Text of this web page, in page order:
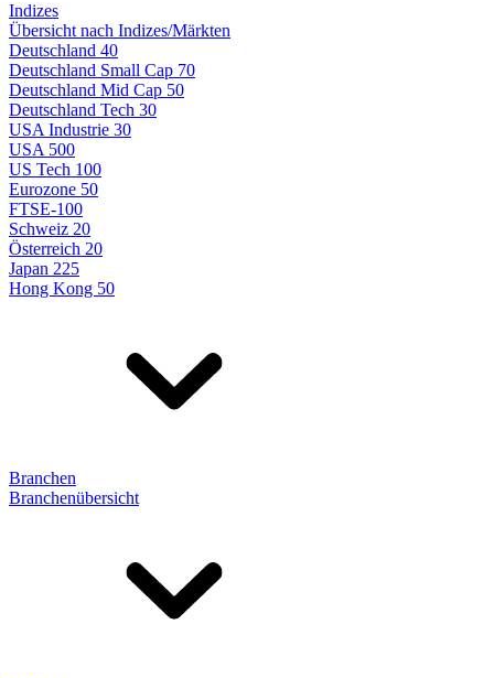
Indizes
Übersicht nach Indizes/Märkten
Deutschland 40
Deutschland Small Cap 70
Deutschland Mid Cap 50
Deutschland Tech 30
USA Industrie 30
USA 500
US Tech 100
Eurozone 50
FTSE-100
Schweiz 20
Österreich 20
Japan 225
Hong Kong 50
Branchen
Branchenübersicht